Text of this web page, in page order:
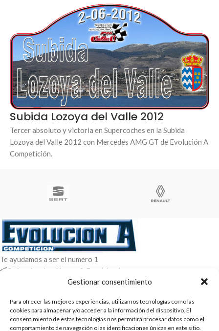
Gestionar consentimiento
Para ofrecer las mejores experiencias, utilizamos tecnologías como las
cookies para almacenar y/o acceder a la información del dispositivo. El
consentimiento de estas tecnologías nos permitirá procesar datos como el
comportamiento de navegación o las identificaciones únicas en este sitio.
Subida Lozoya del Valle 2012
Tercer absoluto y victoria en Supercoches en la Subida
Lozoya del Valle 2012 con Mercedes AMG GT de Evolución A
Competición.
Te ayudamos a ser el numero 1
C/ Arquimedes 61 nave 2. Fuenlabrada
WhatsApp +34 670604426
ENTRADAS RECIENTES